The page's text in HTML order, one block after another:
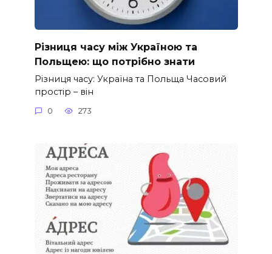
Різниця часу між Україною та
Польщею: що потрібно знати
Різниця часу: Україна та Польща Часовий
простір – він
0 273